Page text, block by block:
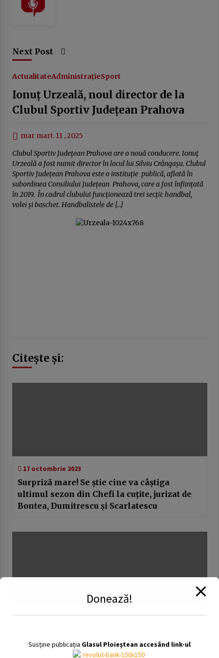
Next Post
ActualitateAdministrațieSport
Ionuț Urzeală, noul director de la
Clubul Sportiv Județean Prahova
mar mart. 11 , 2025
Clubul Sportiv Județean Prahova are o nouă conducere. Ionuț
Urzeală a fost numit director în locul lui Silviu Crângașu. Clubul
Sportiv Județean Prahova este o instituție publică, aflată în
subordinea Consiliului Județean Prahova, care a fost înființată
în 2019. În cadrul clubului funcționează trei secții: handbal,
volei și baschet. Handbalistele de […]
Citește și:
17 octombrie 2023
Surpriză mare! Se știe cine va câștiga
ultimul sezon din Chefi la cuțite, jurizat de
Bontea, Dumitrescu și Scarlatescu
9 martie 2022
din cimitirele din Ploiești! Ce măsuri a luat
Donează!
Susține publicația Glasul Ploieștean accesând link-ul